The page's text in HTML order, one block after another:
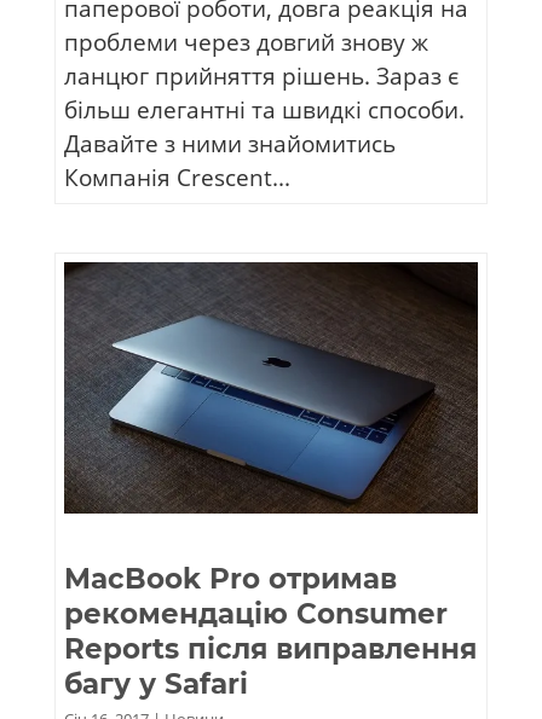
паперової роботи, довга реакція на
проблеми через довгий знову ж
ланцюг прийняття рішень. Зараз є
більш елегантні та швидкі способи.
Давайте з ними знайомитись
Компанія Crescent...
MacBook Pro отримав
рекомендацію Consumer
Reports після виправлення
багу у Safari